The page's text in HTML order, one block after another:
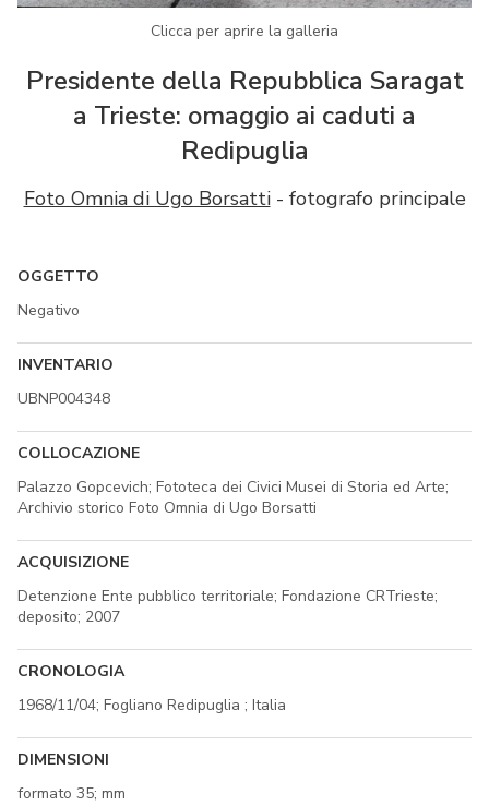
Clicca per aprire la galleria
Presidente della Repubblica Saragat
a Trieste: omaggio ai caduti a
Redipuglia
Foto Omnia di Ugo Borsatti- fotografo principale
OGGETTO
Negativo
INVENTARIO
UBNP004348
COLLOCAZIONE
Palazzo Gopcevich; Fototeca dei Civici Musei di Storia ed Arte;
Archivio storico Foto Omnia di Ugo Borsatti
ACQUISIZIONE
Detenzione Ente pubblico territoriale; Fondazione CRTrieste;
deposito; 2007
CRONOLOGIA
1968/11/04; Fogliano Redipuglia ; Italia
DIMENSIONI
formato 35; mm